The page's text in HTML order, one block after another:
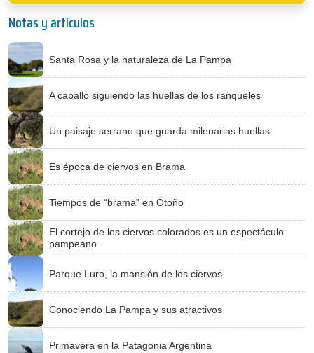
Notas y artículos
Santa Rosa y la naturaleza de La Pampa
A caballo siguiendo las huellas de los ranqueles
Un paisaje serrano que guarda milenarias huellas
Es época de ciervos en Brama
Tiempos de “brama” en Otoño
El cortejo de los ciervos colorados es un espectáculo
pampeano
Parque Luro, la mansión de los ciervos
Conociendo La Pampa y sus atractivos
Primavera en la Patagonia Argentina